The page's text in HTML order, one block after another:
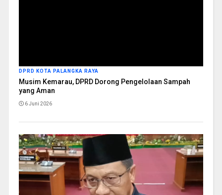
DPRD KOTA PALANGKA RAYA
Musim Kemarau, DPRD Dorong Pengelolaan Sampah
yang Aman
6 Juni 2026